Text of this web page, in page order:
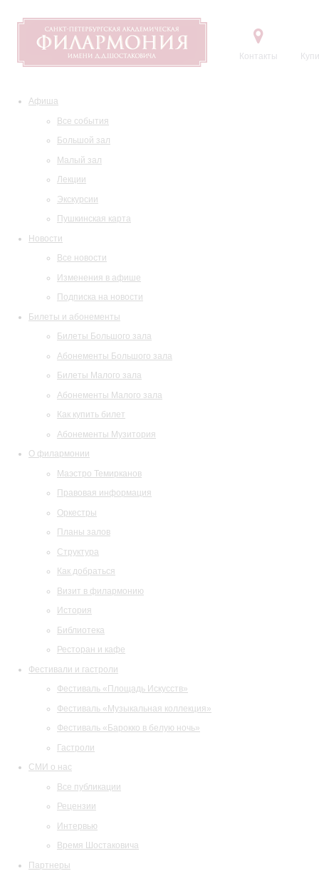
Контакты
Афиша
Все события
Большой зал
Малый зал
Лекции
Экскурсии
Пушкинская карта
Новости
Все новости
Изменения в афише
Подписка на новости
Билеты и абонементы
Билеты Большого зала
Абонементы Большого зала
Билеты Малого зала
Абонементы Малого зала
Как купить билет
Абонементы Музитория
О филармонии
Маэстро Темирканов
Правовая информация
Оркестры
Планы залов
Структура
Как добраться
Визит в филармонию
История
Библиотека
Ресторан и кафе
Фестивали и гастроли
Фестиваль «Площадь Искусств»
Фестиваль «Музыкальная коллекция»
Фестиваль «Барокко в белую ночь»
Гастроли
СМИ о нас
Все публикации
Рецензии
Интервью
Время Шостаковича
Партнеры